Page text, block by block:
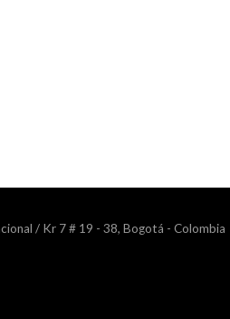
/ Kr 7 # 19 - 38, Bogotá - Colombia